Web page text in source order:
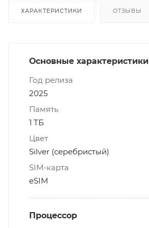
ХАРАКТЕРИСТИКИ ОТЗЫВЫ
Основные характеристики
Год релиза
2025
Память
1 ТБ
Цвет
Silver (серебристый)
SIM-карта
eSIM
Процессор